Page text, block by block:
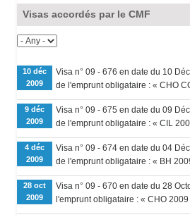
Visas accordés par le CMF
10 déc
2009
Visa n° 09 - 676 en date du 10
de l'emprunt obligataire : « CHO
9 déc
2009
Visa n° 09 - 675 en date du 09
de l'emprunt obligataire : « CIL
4 déc
2009
Visa n° 09 - 674 en date du 04
de l'emprunt obligataire : « BH
28 oct
2009
Visa n° 09 - 670 en date du 28
l'emprunt obligataire : « CHO